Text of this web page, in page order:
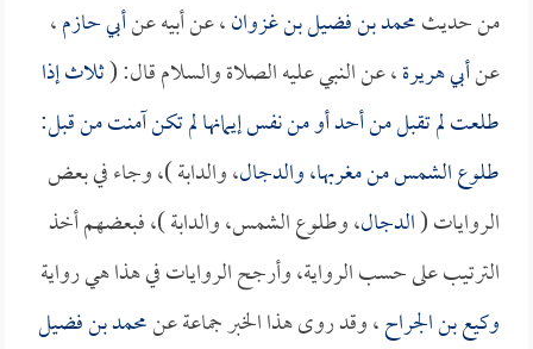
من حديثمحمد بن فضيل بن غزوان، عن أبيه عنأبي حازم،
عنأبي هريرة، عن النبي عليه الصلاة والسلام قال: (ثلاث إذا
طلعت لم تقبل من أحد أو من نفس إيمانها لم تكن آمنت من قبل:
طلوع الشمس من مغربها، والدجال، والدابة )، وجاء في بعض
الروايات (الدجال، وطلوع الشمس، والدابة )، فبعضهم أخذ
الترتيب على حسب الرواية، وأرجح الروايات في هذا هي رواية
وكيع بن الجراح، وقد روى هذا الخبر جماعة عنمحمد بن فضيل